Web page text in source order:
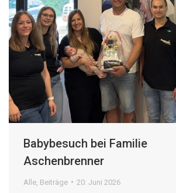
Babybesuch bei Familie
Aschenbrenner
Alle Beiträge 20. Juni 2026